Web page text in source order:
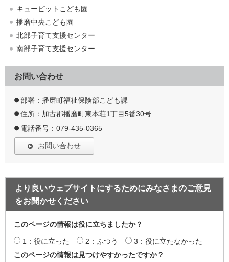
キューピットこども園
播磨中央こども園
北部子育て支援センター
南部子育て支援センター
お問い合わせ
部署：播磨町福祉保険部こども課
住所：加古郡播磨町東本荘1丁目5番30号
電話番号：079-435-0365
お問い合わせ
より良いウェブサイトにするためにみなさまのご意見
をお聞かせください
このページの情報は役に立ちましたか？
1：役に立った 2：ふつう
3：役に立たなかった
このページの情報は見つけやすかったですか？